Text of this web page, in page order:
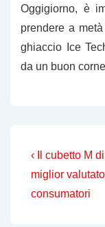
Oggigiorno, è
prendere a
ghiaccio Ice
da un buon
articoli
L'articolo
precedente
è
‹ Il cubetto M
miglior
consumatori